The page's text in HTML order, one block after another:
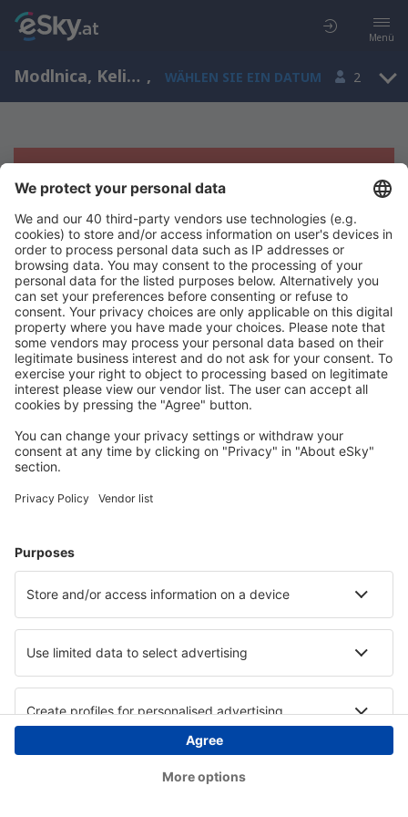
Menü
Modlnica, Kelinpolen, Polen , WÄHLEN SIE EIN DATUM 2
Es tut uns leid, wir können keine
Ergebnisse aufzeigen
Bitte starten Sie Ihre Suche erneut mit anderen Suchkriterien.
Copyright © eSky.at. Alle Rechte vorbehalten.